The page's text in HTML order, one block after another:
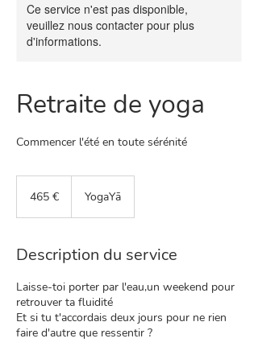
Ce service n'est pas disponible,
veuillez nous contacter pour plus
d'informations.
Retraite de yoga
Commencer l'été en toute sérénité
465 € YogaYā
Description du service
Laisse-toi porter par l'eau,un weekend pour
retrouver ta fluidité
Et si tu t'accordais deux jours pour ne rien
faire d'autre que ressentir ?